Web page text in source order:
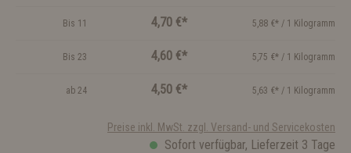
Bis 11 4,70 €* 5,88 €* / 1 Kilogramm
Bis 23 4,60 €* 5,75 €* / 1 Kilogramm
ab 24 4,50 €* 5,63 €* / 1 Kilogramm
Preise inkl. MwSt. zzgl. Versand- und Servicekosten
Sofort verfügbar, Lieferzeit 3 Tage